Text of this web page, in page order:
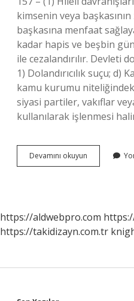
kimsenin veya
başkasına menfaat
kadar hapis ve beşbin
ile cezalandırılır. Devleti
1) Dolandırıcılık suçu;
kamu kurumu
siyasi partiler, vakıflar
kullanılarak işlenmesi
Devamını okuyun
Suçlanıyorum
https://aldwebpro.com
https://takidizayn.com.tr